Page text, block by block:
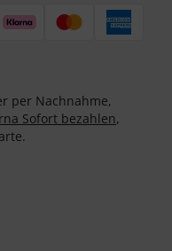
per Nachnahme,
Sofort bezahlen,